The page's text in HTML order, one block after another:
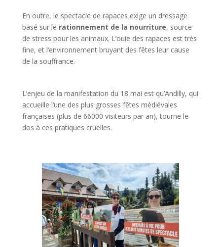
En outre, le spectacle de rapaces exige un dressage
basé sur le rationnement de la nourriture, source
de stress pour les animaux. L’ouie des rapaces est très
fine, et l’environnement bruyant des fêtes leur cause
de la souffrance.
L’enjeu de la manifestation du 18 mai est qu’Andilly, qui
accueille l’une des plus grosses fêtes médiévales
françaises (plus de 66000 visiteurs par an), tourne le
dos à ces pratiques cruelles.